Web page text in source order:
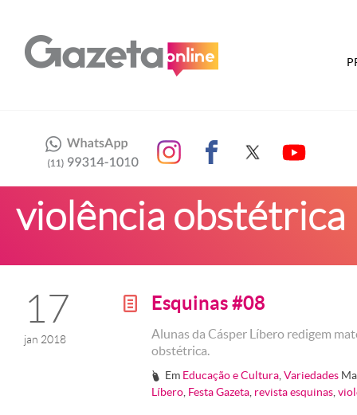
violência obstétrica
17
jan 2018
g Esquinas #08
Alunas da Cásper Líbero redigem
obstétrica.
# Em Educação e Cultura ,Variedades
Líbero Festa Gazeta revista esquinas